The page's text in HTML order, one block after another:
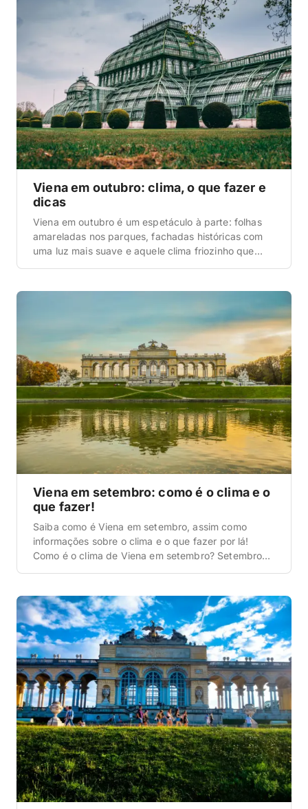
outono europeu que a gente vê […]
Viena em outubro: clima, o que fazer e
dicas
Viena em outubro é um espetáculo à parte: folhas
amareladas nos parques, fachadas históricas com
uma luz mais suave e aquele clima friozinho que
que a cidade já não está lotada como no verão,
Viena em setembro: como é o clima e o
que fazer!
Saiba como é Viena em setembro, assim como
informações sobre o clima e o que fazer por lá!
Como é o clima de Viena em setembro? Setembro
agradáveis. As máximas costumam variar entre
20 °C e 22 °C, enquanto as […]